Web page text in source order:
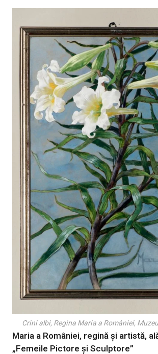
Crini albi, Regina Maria a României,
Maria a României, regină și artistă,
„Femeile Pictore și Sculptore”